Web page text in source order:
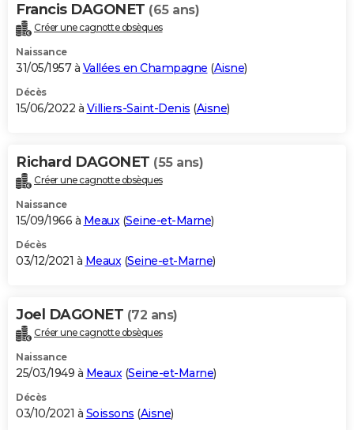
Francis DAGONET (65 ans)
Créer une cagnotte obsèques
Naissance
31/05/1957 à Vallées en Champagne (Aisne)
Décès
15/06/2022 à Villiers-Saint-Denis (Aisne)
Richard DAGONET (55 ans)
Créer une cagnotte obsèques
Naissance
15/09/1966 à Meaux(Seine-et-Marne)
Décès
03/12/2021 à Meaux(Seine-et-Marne)
Joel DAGONET (72 ans)
Créer une cagnotte obsèques
Naissance
25/03/1949 à Meaux(Seine-et-Marne)
Décès
03/10/2021 à Soissons (Aisne)